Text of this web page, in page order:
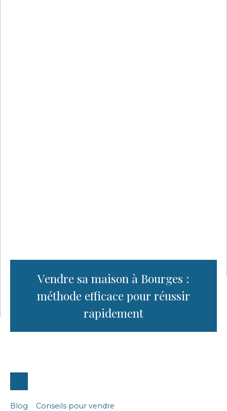
Vendre sa maison à Bourges :
méthode efficace pour réussir
rapidement
Blog
Conseils pour vendre